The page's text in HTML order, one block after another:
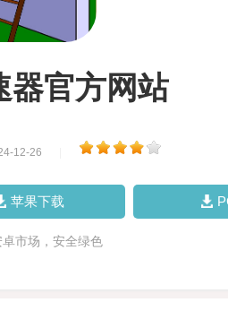
器官方网站
12-26
苹果下载
卓市场，安全绿色